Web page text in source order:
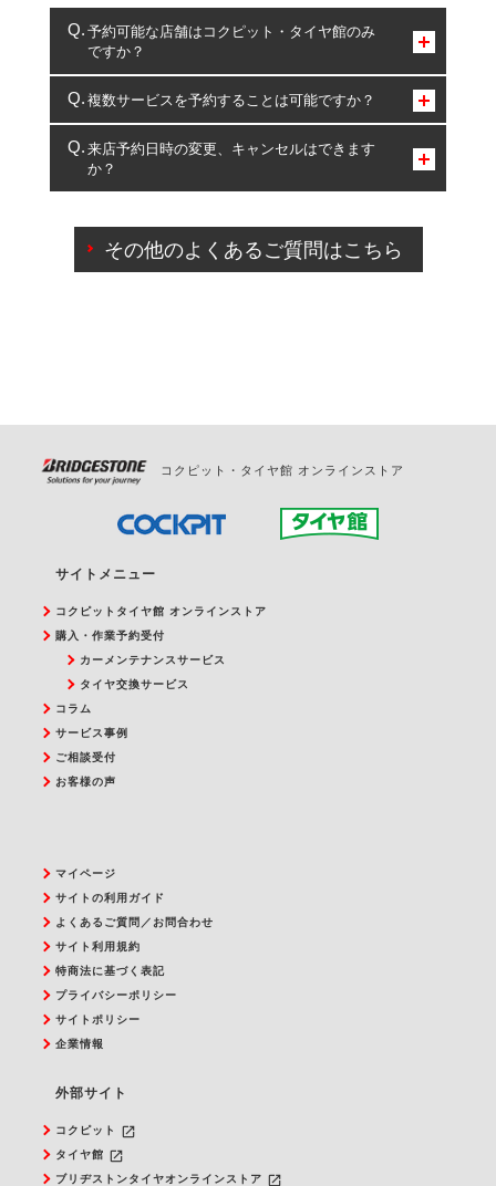
予約可能な店舗はコクピット・タイヤ館のみ
ですか？
コクピット・タイヤ館のみとなります。
複数サービスを予約することは可能ですか？
複数サービスのご予約は可能です。
一部の商品・サービスの組み合わせに限り、同時にご予約が
出来ないものもございます。
来店予約日時の変更、キャンセルはできます
か？
ご来店予約日の3営業日前を過ぎている場合のご予約
の日時変更につきましては、直接ご予約の店舗まで
その他のよくあるご質問はこちら
コクピット・タイヤ館 オンラインストア
サイトメニュー
コクピットタイヤ館 オンラインストア
購入・作業予約受付
カーメンテナンスサービス
タイヤ交換サービス
コラム
サービス事例
ご相談受付
お客様の声
マイページ
サイトの利用ガイド
よくあるご質問／お問合わせ
サイト利用規約
特商法に基づく表記
プライバシーポリシー
サイトポリシー
企業情報
外部サイト
コクピット launch
タイヤ館 launch
ブリヂストンタイヤオンラインストア launch